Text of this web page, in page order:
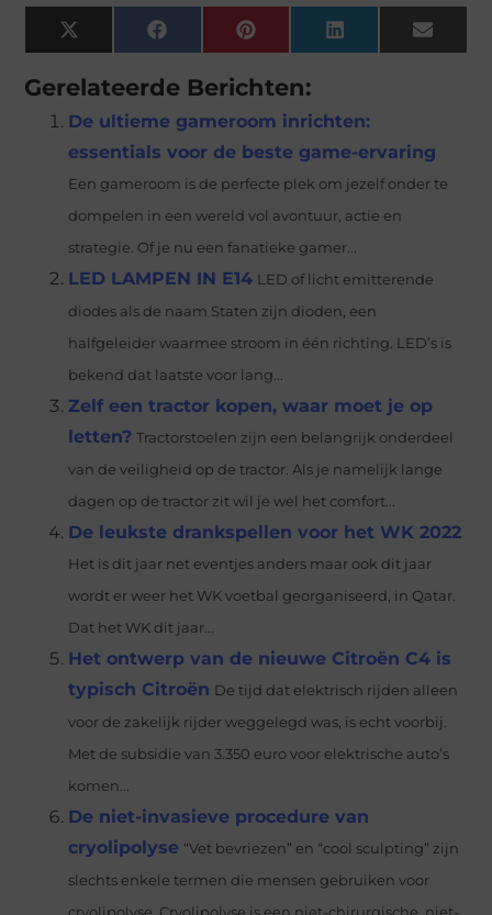
X
(Twitter)
FacebookPinterestLinkedInEmail
Gerelateerde Berichten:
De ultieme gameroom inrichten:
essentials voor de beste game-ervaring
Een gameroom is de perfecte plek om jezelf onder te
dompelen in een wereld vol avontuur, actie en
strategie. Of je nu een fanatieke gamer...
LED LAMPEN IN E14 LED of licht emitterende
diodes als de naam Staten zijn dioden, een
halfgeleider waarmee stroom in één richting. LED’s is
bekend dat laatste voor lang...
Zelf een tractor kopen, waar moet je op
letten? Tractorstoelen zijn een belangrijk onderdeel
van de veiligheid op de tractor. Als je namelijk lange
dagen op de tractor zit wil je wel het comfort...
De leukste drankspellen voor het WK 2022
Het is dit jaar net eventjes anders maar ook dit jaar
wordt er weer het WK voetbal georganiseerd, in Qatar.
Dat het WK dit jaar...
Het ontwerp van de nieuwe Citroën C4 is
typisch Citroën De tijd dat elektrisch rijden alleen
voor de zakelijk rijder weggelegd was, is echt voorbij.
Met de subsidie van 3.350 euro voor elektrische auto’s
komen...
De niet-invasieve procedure van
cryolipolyse “Vet bevriezen” en “cool sculpting” zijn
slechts enkele termen die mensen gebruiken voor